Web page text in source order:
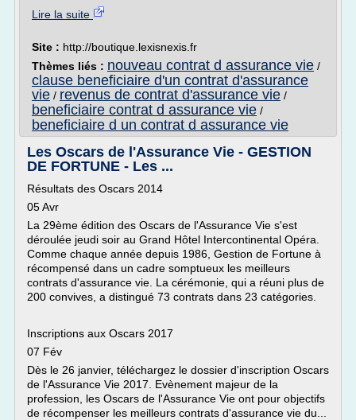
Lire la suite
Site : http://boutique.lexisnexis.fr
Thèmes liés : nouveau contrat d assurance vie /
clause beneficiaire d'un contrat d'assurance
vie / revenus de contrat d'assurance vie /
beneficiaire contrat d assurance vie /
beneficiaire d un contrat d assurance vie
Les Oscars de l'Assurance Vie - GESTION
DE FORTUNE - Les ...
Résultats des Oscars 2014
05 Avr
La 29ème édition des Oscars de l'Assurance Vie s'est
déroulée jeudi soir au Grand Hôtel Intercontinental Opéra.
Comme chaque année depuis 1986, Gestion de Fortune à
récompensé dans un cadre somptueux les meilleurs
contrats d'assurance vie. La cérémonie, qui a réuni plus de
200 convives, a distingué 73 contrats dans 23 catégories.
Inscriptions aux Oscars 2017
07 Fév
Dès le 26 janvier, téléchargez le dossier d'inscription Oscars
de l'Assurance Vie 2017. Evènement majeur de la
profession, les Oscars de l'Assurance Vie ont pour objectifs
de récompenser les meilleurs contrats d'assurance vie du...